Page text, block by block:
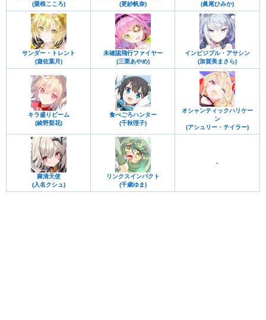
(粟根こころ)
(更紗帆奈)
(眞尾ひみか)
サンダー・トレント
(遊佐葉月)
未確認飛行ファイヤー
(三栗あやめ)
インビジブル・アサシン
(加賀美まさら)
キラ盛りビーム
(綾野梨花)
食べごろハンター
(千秋理子)
オシャンティックハリケー
ン
(アシュリー・テイラー)
粛清天使
(入名クシュ)
リンクスインパクト
(千歳ゆま)
-